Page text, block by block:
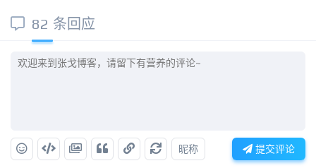
82 条回应
昵称 提交评论